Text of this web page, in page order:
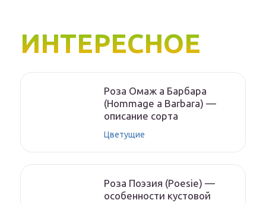
ИНТЕРЕСНОЕ
Роза Омаж а Барбара
(Hommage a Barbara) —
описание сорта
Цветущие
Роза Поэзия (Poesie) —
особенности кустовой